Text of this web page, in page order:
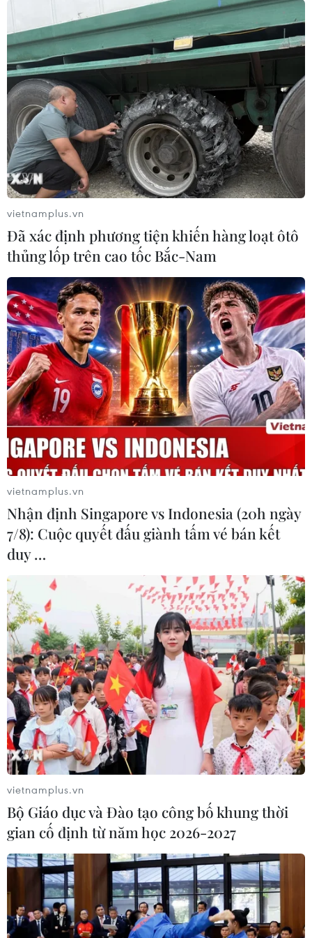
vietnamplus.vn
Đã xác định phương tiện khiến hàng loạt ôtô
thủng lốp trên cao tốc Bắc-Nam
vietnamplus.vn
Nhận định Singapore vs Indonesia (20h ngày
7/8): Cuộc quyết đấu giành tấm vé bán kết
duy …
vietnamplus.vn
Bộ Giáo dục và Đào tạo công bố khung thời
gian cố định từ năm học 2026-2027